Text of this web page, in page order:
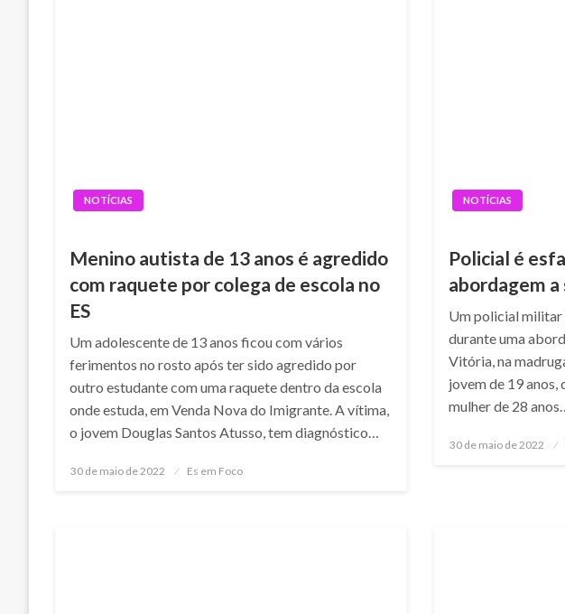
NOTÍCIAS
Menino autista de 13 anos é agredido
com raquete por colega de escola no
ES
Um adolescente de 13 anos ficou com vários
ferimentos no rosto após ter sido agredido por
outro estudante com uma raquete dentro da escola
onde estuda, em Venda Nova do Imigrante. A vítima,
o jovem Douglas Santos Atusso, tem diagnóstico…
Posted
30 de maio de 2022 Es em Foco
NOTÍCIAS
Policial é
abordagem a
Um policial militar
durante uma
Vitória, na
jovem de 19 anos,
mulher de 28
Posted
30 de maio de 2022